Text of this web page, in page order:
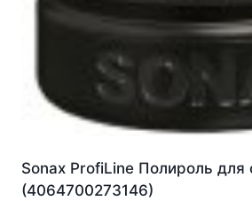
Sonax ProfiLine Полироль для
(4064700273146)